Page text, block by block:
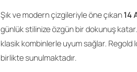
Şık ve modern çizgileriyle öne çıkan14
günlük stilinize özgün bir dokunuş
klasik kombinlerle uyum sağlar.
birlikte sunulmaktadır.